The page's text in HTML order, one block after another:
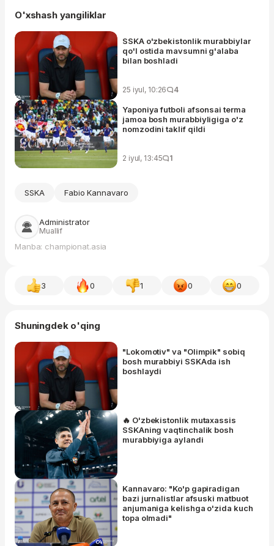
O'xshash yangiliklar
SSKA o'zbekistonlik murabbiylar
qo'l ostida mavsumni g'alaba
bilan boshladi
25 iyul, 10:26 4
Yaponiya futboli afsonsai terma
jamoa bosh murabbiyligiga o'z
nomzodini taklif qildi
2 iyul, 13:45 1
SSKA Fabio Kannavaro
Administrator
Muallif
Manba: championat.asia
3 0 1 0 0
Shuningdek o'qing
"Lokomotiv" va "Olimpik" sobiq
bosh murabbiyi SSKAda ish
boshlaydi
🔥 O'zbekistonlik mutaxassis
SSKAning vaqtinchalik bosh
murabbiyiga aylandi
Kannavaro: "Ko'p gapiradigan
bazi jurnalistlar afsuski matbuot
anjumaniga kelishga o'zida kuch
topa olmadi"